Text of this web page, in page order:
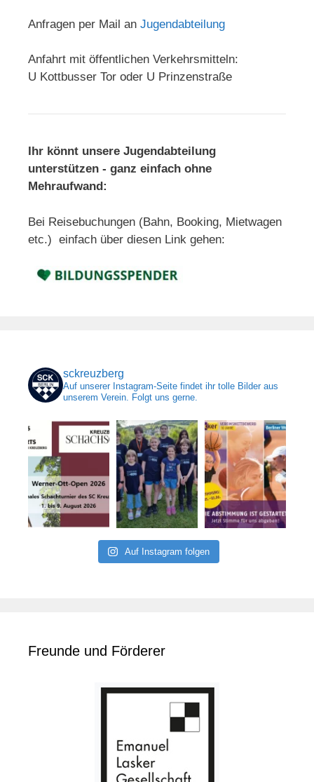
Anfragen per Mail an Jugendabteilung
Anfahrt mit öffentlichen Verkehrsmitteln:
U Kottbusser Tor oder U Prinzenstraße
Ihr könnt unsere Jugendabteilung
unterstützen - ganz einfach ohne
Mehraufwand:
Bei Reisebuchungen (Bahn, Booking, Mietwagen
etc.) einfach über diesen Link gehen:
sckreuzberg
Auf unserer Instagram-Seite findet ihr tolle Bilder aus
unserem Verein. Folgt uns gerne.
Auf Instagram folgen
Freunde und Förderer